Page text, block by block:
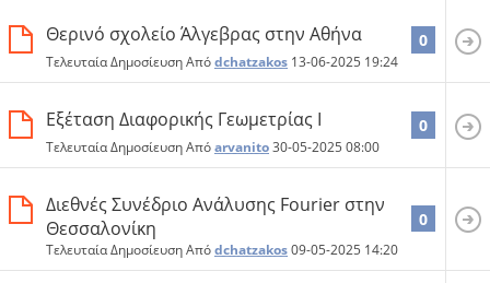
Θερινό σχολείο Άλγεβρας στην Αθήνα
Τελευταία Δημοσίευση Απόdchatzakos 13-06-2025 19:24
0
Εξέταση Διαφορικής Γεωμετρίας Ι
Τελευταία Δημοσίευση Απόarvanito30-05-2025 08:00
0
Διεθνές Συνέδριο Ανάλυσης Fourier στην
Θεσσαλονίκη
Τελευταία Δημοσίευση Απόdchatzakos09-05-2025 14:20
0